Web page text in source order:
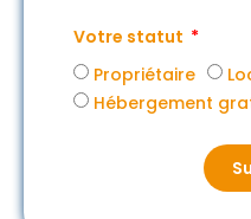
Votre statut
Propriétaire
Hébergement